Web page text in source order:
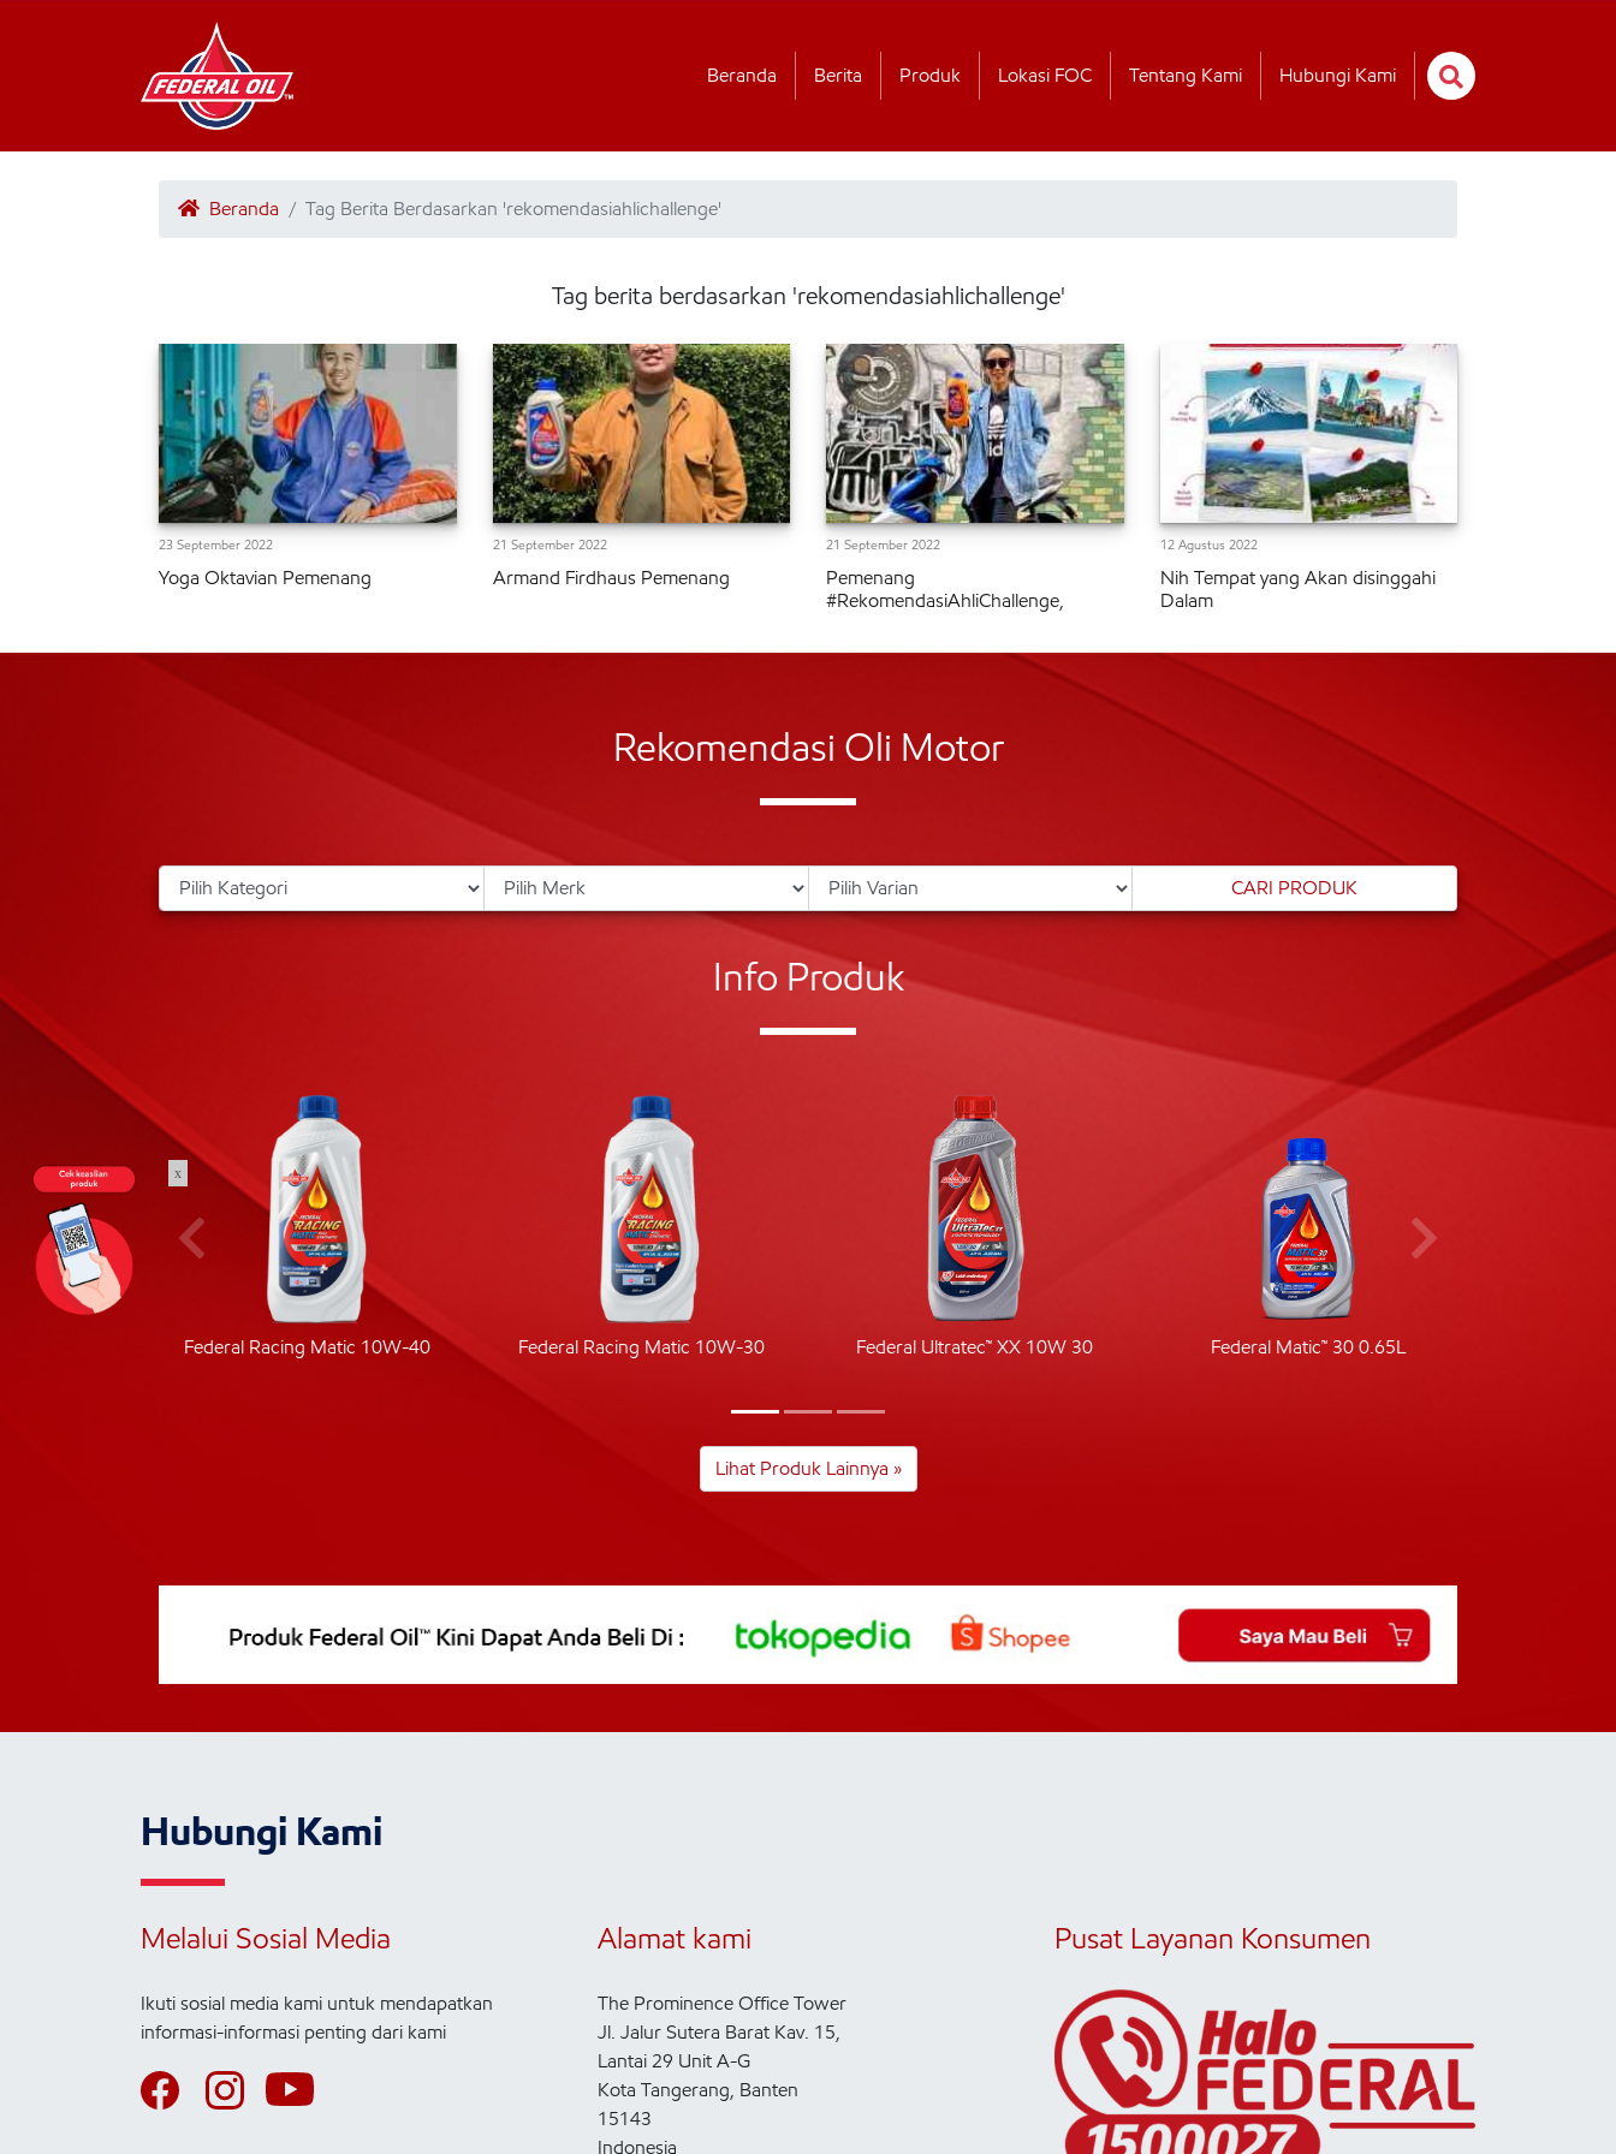
Beranda Berita Produk Lokasi FOC Tentang Kami Hubungi Kami
Beranda Tag Berita Berdasarkan 'rekomendasiahlichallenge'
Tag berita berdasarkan 'rekomendasiahlichallenge'
23 September 2022
Yoga Oktavian Pemenang
21 September 2022
Armand Firdhaus Pemenang
21 September 2022
Pemenang
#RekomendasiAhliChallenge,
12 Agustus 2022
Nih Tempat yang Akan disinggahi
Dalam
Rekomendasi Oli Motor
Info Produk
Federal Racing Matic 10W-40 Federal Racing Matic 10W-30 Federal Ultratec™ XX 10W 30 Federal Matic™ 30 0.65L
Lihat Produk Lainnya »
Hubungi Kami
Melalui Sosial Media
Ikuti sosial media kami untuk mendapatkan
informasi-informasi penting dari kami
Alamat kami
The Prominence Office Tower
Jl. Jalur Sutera Barat Kav. 15,
Lantai 29 Unit A-G
Kota Tangerang, Banten
15143
Indonesia
Pusat Layanan Konsumen
x